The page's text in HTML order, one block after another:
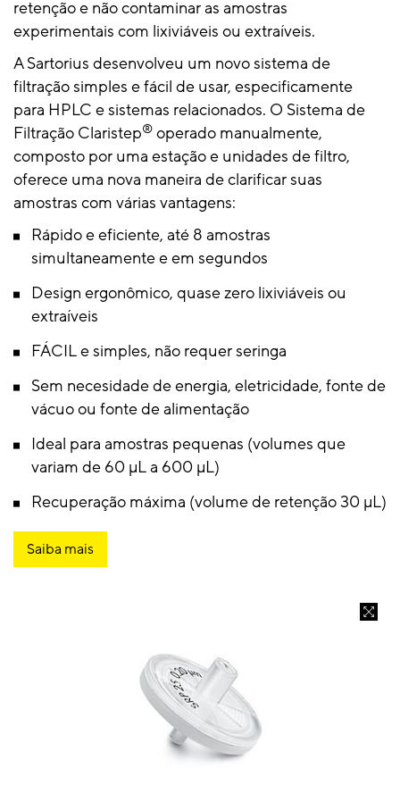
retenção e não contaminar as amostras
experimentais com lixiviáveis ​​ou extraíveis.
A Sartorius desenvolveu um novo sistema de
filtração simples e fácil de usar, especificamente
para HPLC e sistemas relacionados. O Sistema de
Filtração Claristep® operado manualmente,
composto por uma estação e unidades de filtro,
oferece uma nova maneira de clarificar suas
amostras com várias vantagens:
Rápido e eficiente, até 8 amostras
simultaneamente e em segundos
Design ergonômico, quase zero lixiviáveis ​​ou
extraíveis
FÁCIL e simples, não requer seringa
Sem necesidade de energia, eletricidade, fonte de
vácuo ou fonte de alimentação
Ideal para amostras pequenas (volumes que
variam de 60 μL a 600 μL)
Recuperação máxima (volume de retenção 30 μL)
Saiba mais